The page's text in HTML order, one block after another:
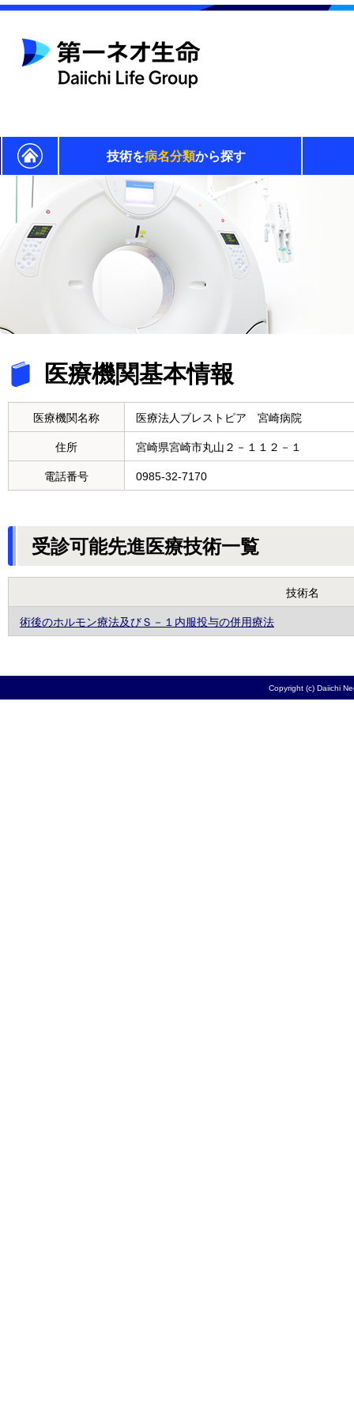
技術を病名分類から探す
医療機関基本情報
医療機関名称 医療法人ブレストピア 宮崎病院
住所 宮崎県宮崎市丸山２－１１２－１
電話番号 0985-32-7170
受診可能先進医療技術一覧
技術名
術後のホルモン療法及びＳ－１内服投与の併用療法
Copyright (c) Daiichi